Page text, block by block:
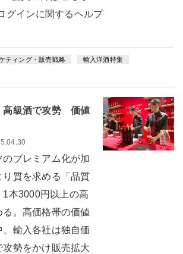
グインに関するヘルプ
ティング・販売戦略 輸入洋酒特集
高級酒で攻勢 価値
プレミアム化が加
質を求める「品質
本3000円以上の高
。高価格帯の価値
輸入各社は独自価
勢をかけ販売拡大